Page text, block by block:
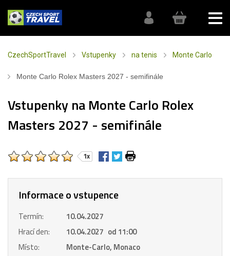
CzechSportTravel Vstupenky na tenis Monte Carlo
Monte Carlo Rolex Masters 2027 - semifinále
Vstupenky na Monte Carlo Rolex
Masters 2027 - semifinále
1x
Informace o vstupence
Termín:
10.04.2027
Hrací den:
10.04.2027 od 11:00
Místo:
Monte-Carlo, Monaco